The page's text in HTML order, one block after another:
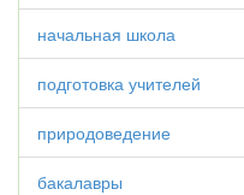
начальная школа
подготовка учителей
природоведение
бакалавры